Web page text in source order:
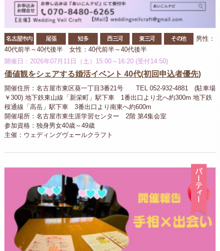
名古屋市内 尾張 知多 西三河 東三河 その他
男性：
40代前半～40代後半 女性：40代前半～40代後半
開催日：2026年07月11日（土）15:00～16:20 (受付14:50)
価値観をシェアする婚活イベント 40代(初回申込者優先)
開催住所：名古屋市東区葵一丁目3番21号 TEL 052-932-4881 (駐車場
￥300) 地下鉄東山線「新栄町」駅下車 1番出口より北へ約300m 地下鉄
桜通線「高岳」駅下車 3番出口より南東へ約600m
開催場所：名古屋市東生涯学習センター 2階 第4集会室
参加資格：独身男女40歳～49歳
主催：ウェディングヴェールクラフト
パ